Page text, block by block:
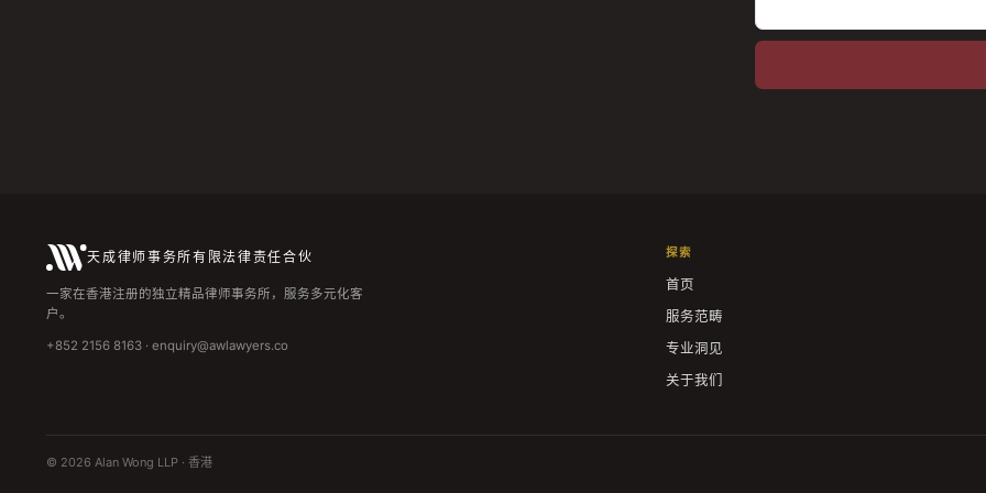
天成律师事务所有限法律责任合伙
一家在香港注册的独立精品律师事务所，服务多元化客
户。
+852 2156 8163 · enquiry@awlawyers.co
探索
首页
服务范畴
专业洞见
关于我们
© 2026 Alan Wong LLP · 香港